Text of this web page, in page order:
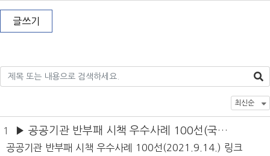
은 필요하다고 인정하거나 국무총리의 요구가 있는 경우에는 다
음 각 호의 사항을 검사할 수 있다.1. 국가기관 또는 지방자치단
회사는 정당한 이유가 없는 한 제1항의 규정에 의한 보고 또는 제
2항의 규정에 의한 조사를 거부하지 못한다. 제415조의2(감사위
원회) ①회사는 정관이 정한 바에 따라 감사에 갈음하여 제393조
무제표등의 제출) 이사는 정기총회회일의 6주간전에 제447조 및
제447조의2의 서류를 감사에게 제출하여야 한다. 제447조의4
(감사보고서) ① 감사는 제447조의3의 서류를 받은 날부터 4주
글쓰기
1
▶ 공공기관 반부패 시책 우수사례 100선(국민
권익위원회)
공공기관 반부패 시책 우수사례 100선(2021.9.14.) 링크